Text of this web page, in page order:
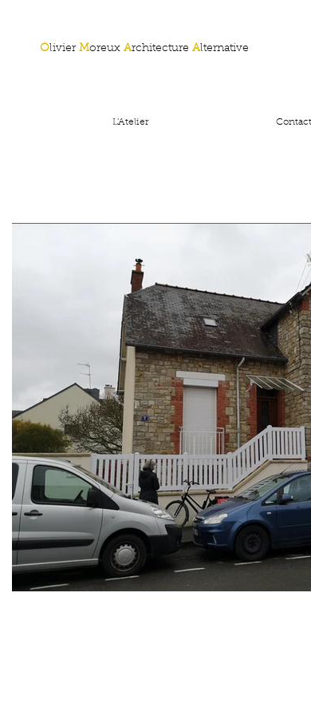
Olivier Moreux Architecture Alternative
L'Atelier Contact